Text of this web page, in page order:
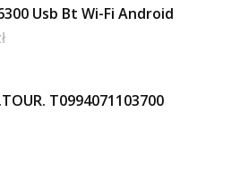
Usb Bt Wi-Fi Android
T0994071103700